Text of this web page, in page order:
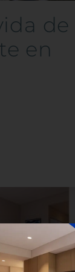
de
en